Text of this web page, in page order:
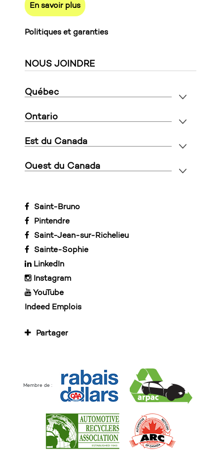
En savoir plus
Politiques et garanties
NOUS JOINDRE
Québec
Ontario
Est du Canada
Ouest du Canada
Saint-Bruno
Pintendre
Saint-Jean-sur-Richelieu
Sainte-Sophie
LinkedIn
Instagram
YouTube
Indeed Emplois
Partager
Membre de :